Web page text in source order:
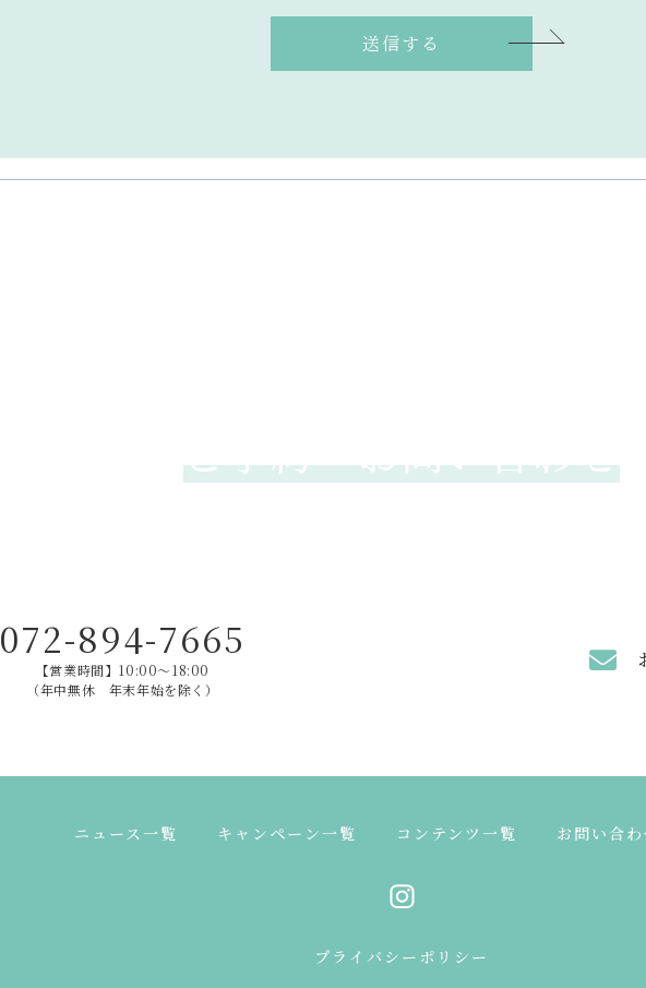
送信する
ご予約・お問い合わせ
072-894-7665
【営業時間】10:00～18:00
（年中無休 年末年始を除く）
ニュース一覧 キャンペーン一覧 コンテンツ一覧 お問い合
プライバシーポリシー